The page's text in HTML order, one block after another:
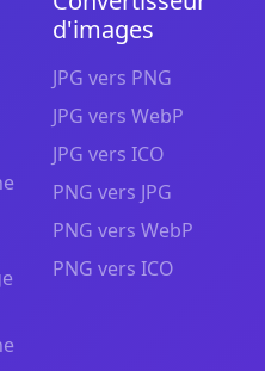
d'images
JPG vers PNG
JPG vers WebP
JPG vers ICO
PNG vers JPG
PNG vers WebP
PNG vers ICO